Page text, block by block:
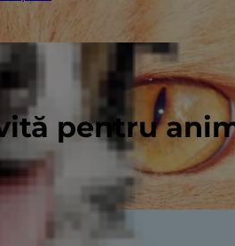
pentru